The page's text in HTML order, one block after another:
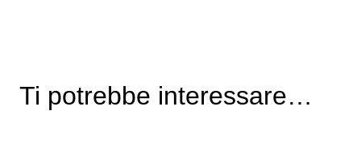
Ti potrebbe interessare…